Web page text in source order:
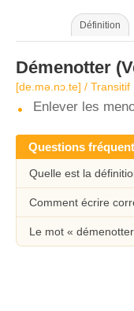
Définition
Démenotter
[de.mə.nɔ.te] /
Enlever les
Questions
Quelle est la
Comment écrire
Le mot «